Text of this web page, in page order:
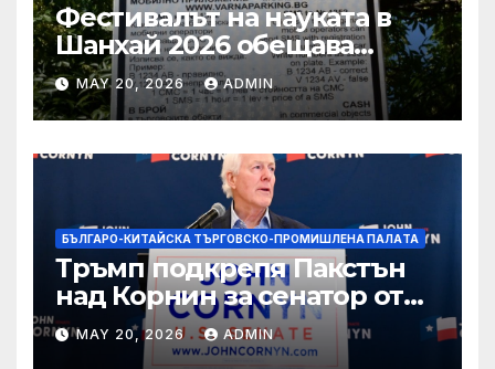
Фестивалът на науката в
Шанхай 2026 обещава
вълнуващи научно-
технологични иновации
MAY 20, 2026 ADMIN
БЪЛГАРО-КИТАЙСКА ТЪРГОВСКО-ПРОМИШЛЕНА ПАЛAТА
Тръмп подкрепя Пакстън
над Корнин за сенатор от
Тексас в шокираща
подкрепа
MAY 20, 2026 ADMIN